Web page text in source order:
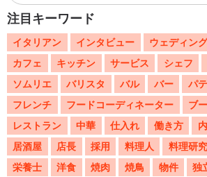
注目キーワード
イタリアン インタビュー
ウェディン
カフェ
キッチン サービス シェフ
ソムリエ
バリスタ バル バー パ
フレンチ
フードコーディネーター ブ
レストラン
中華 仕入れ 働き方
居酒屋
店長 採用 料理人 料理研
栄養士
洋食 焼肉 焼鳥 物件 独